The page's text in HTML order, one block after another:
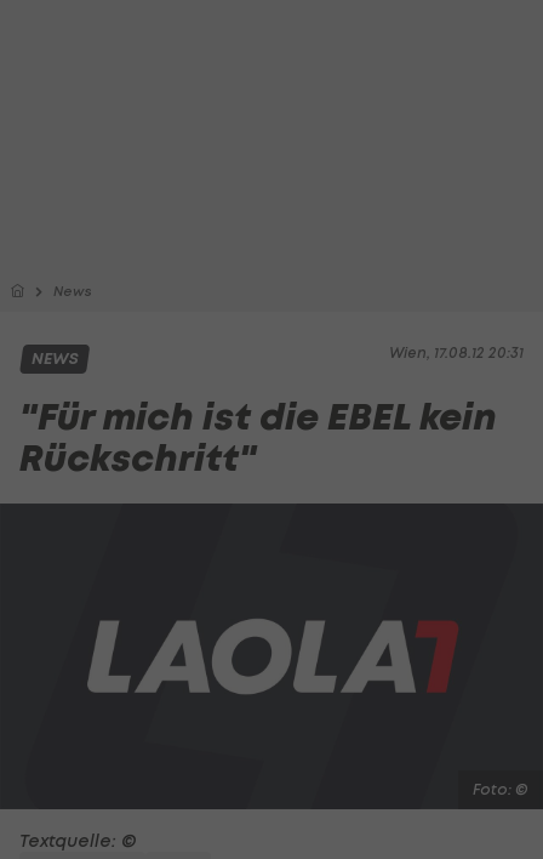
News
Wien, 17.08.12 20:31
NEWS
"Für mich ist die EBEL kein
Rückschritt"
Foto: ©
Textquelle: ©